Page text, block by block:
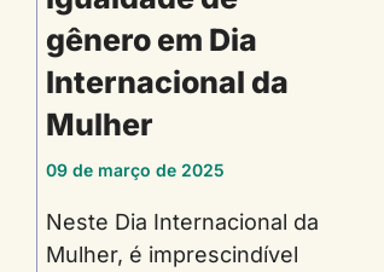
gênero em Dia
Internacional da
Mulher
09 de março de 2025
Neste Dia Internacional da
Mulher, é imprescindível